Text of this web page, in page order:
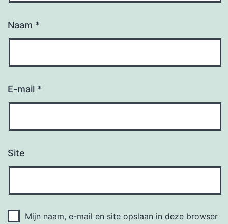
Naam *
E-mail *
Site
Mijn naam, e-mail en site opslaan in deze browser